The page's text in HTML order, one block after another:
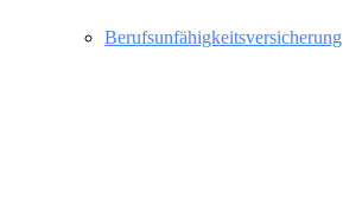
Berufsunfähigkeitsversicherung